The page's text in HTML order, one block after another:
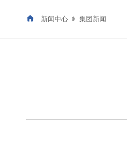
新闻中心 集团新闻